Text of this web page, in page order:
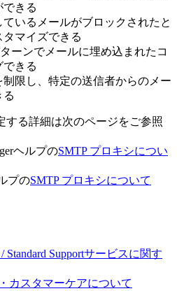
きる
ているメールがブロックされたと
マイズできる
ーンでメールに埋め込まれたコ
できる
制限し、特定の送信者からのメー
る
する詳細は次のページをご参照
ヘルプのSMTP プロキシについ
プのSMTP プロキシについて
Standard Supportサービスに関す
カスタマーケアについて